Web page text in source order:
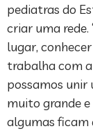
pediatras do
criar uma rede.
lugar,
trabalha com
possamos unir
muito grande
algumas ficam